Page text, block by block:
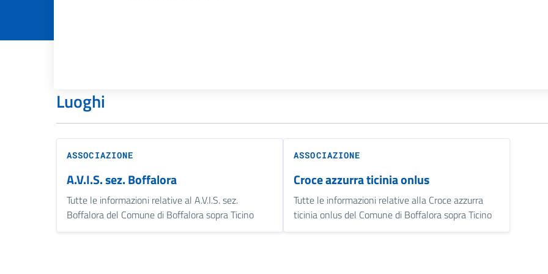
Luoghi
ASSOCIAZIONE
A.V.I.S. sez. Boffalora
Tutte le informazioni relative al A.V.I.S. sez.
Boffalora del Comune di Boffalora sopra Ticino
ASSOCIAZIONE
Croce azzurra ticinia onlus
Tutte le informazioni relative alla Croce azzurra
ticinia onlus del Comune di Boffalora sopra Ticino